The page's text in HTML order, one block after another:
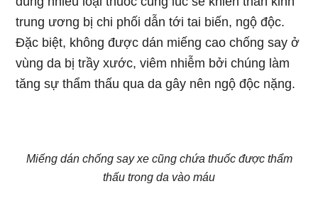
trung ương bị chi phối dẫn tới tai biến, ngộ độc.
Đặc biệt, không được dán miếng cao chống say ở
vùng da bị trầy xước, viêm nhiễm bởi chúng làm
tăng sự thẩm thấu qua da gây nên ngộ độc nặng.
Miếng dán chống say xe cũng chứa thuốc được thẩm
thấu trong da vào máu